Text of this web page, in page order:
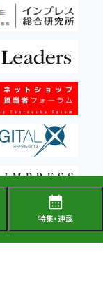
特集・連載